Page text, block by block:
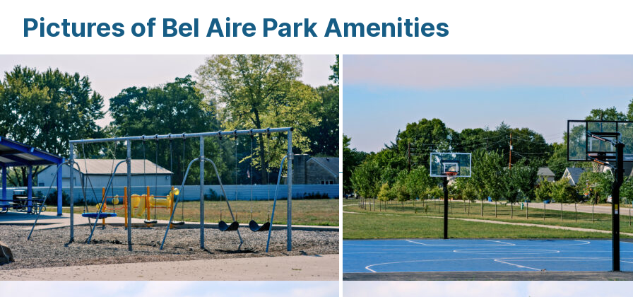
Pictures of Bel Aire Park Amenities